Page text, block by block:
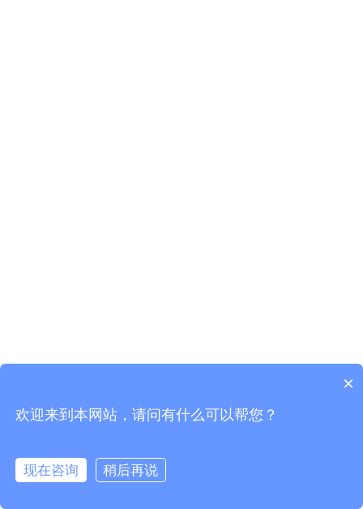
×
欢迎来到本网站，请问有什么可以帮您？
现在咨询 稍后再说